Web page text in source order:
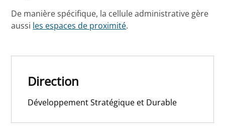
De manière spécifique, la cellule administrative gère
aussi les espaces de proximité.
Direction
Développement Stratégique et Durable